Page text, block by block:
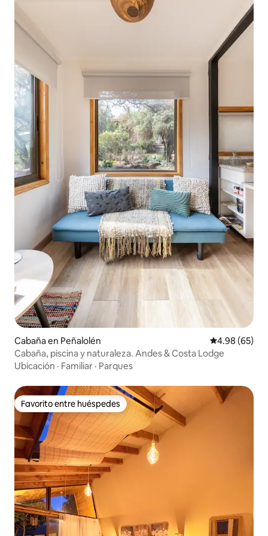
Cabaña en Peñalolén Calificación
4.98 (65)
Cabaña, piscina y naturaleza. Andes & Costa Lodge
Ubicación · Familiar · Parques
Favorito entre huéspedes
Favorito entre huéspedes